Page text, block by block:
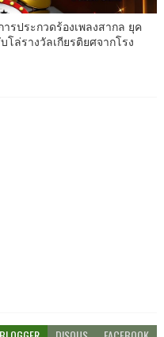
รประกวดร้องเพลงสากล ยุค
โล่รางวัลเกียรติยศจากโรง